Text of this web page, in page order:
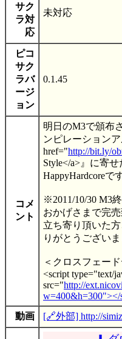
サク
ラ対
応
未対応
ピコ
サク
ラバ
ージ
ョン
0.1.45
コメ
ント
明日のM3で頒布
ンピレーション
href="http://bit.ly/
Style</a>』に寄
HappyHardcoreで
※2011/10/30 M3
おかげさまで完
立ち寄り頂いた
りがとうございま
＜クロスフェード
<script type="text/
src="http://
w=400&h=300"></
動画
[🔗外部] http://